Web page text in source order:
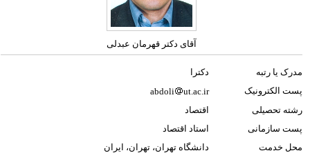
آقای دکتر قهرمان عبدلی
مدرک یا رتبه
دکترا
پست الکترونیک
abdoli
ut.ac.ir
رشته تحصیلی
اقتصاد
پست سازمانی
استاد اقتصاد
محل خدمت
دانشگاه تهران، تهران، ایران